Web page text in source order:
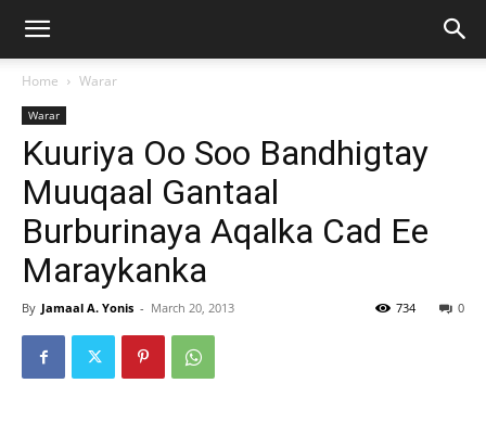
Home Warar
Warar
Kuuriya Oo Soo Bandhigtay
Muuqaal Gantaal
Burburinaya Aqalka Cad Ee
Maraykanka
By Jamaal A. Yonis - March 20, 2013 0
734